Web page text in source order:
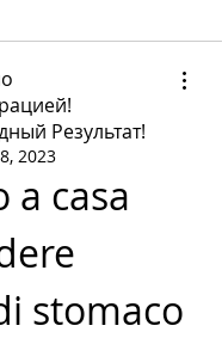
Результат!
2023
a casa
stomaco